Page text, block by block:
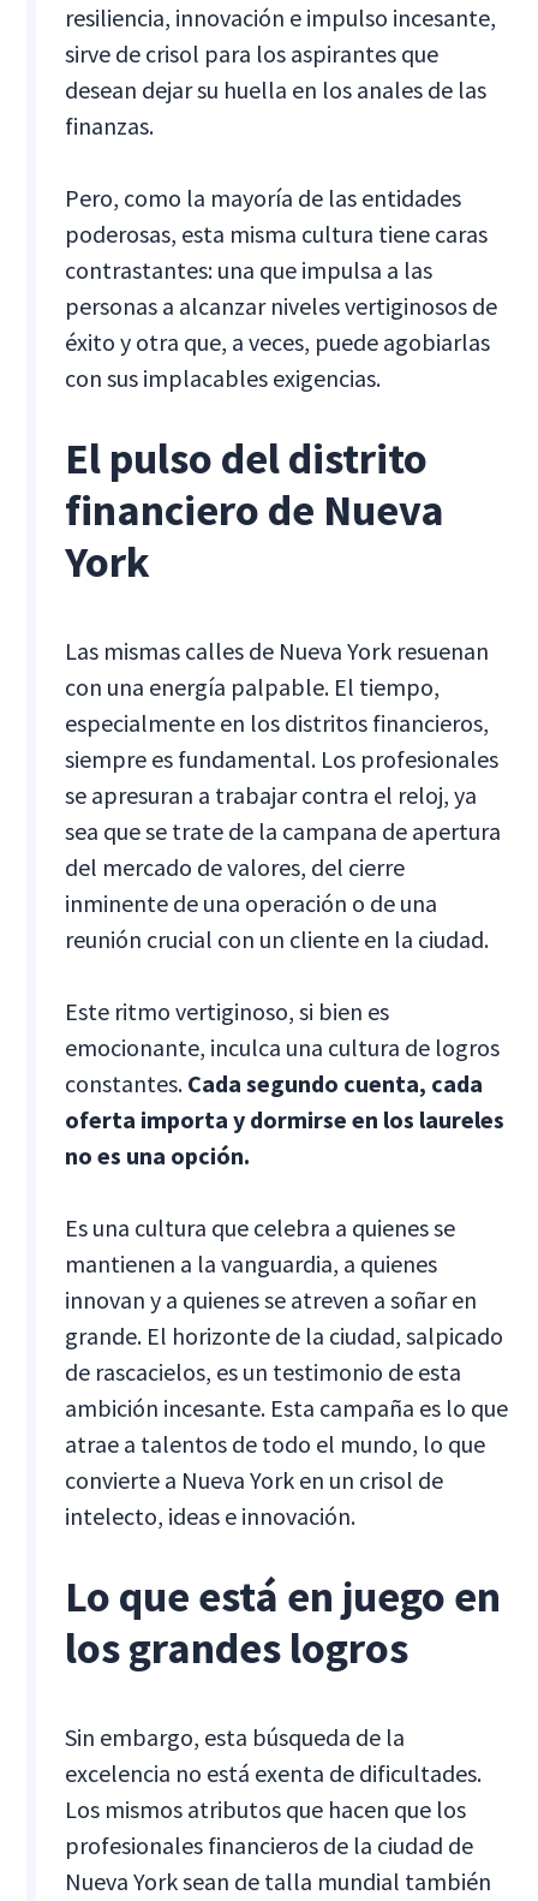
resiliencia, innovación e impulso incesante,
sirve de crisol para los aspirantes que
desean dejar su huella en los anales de las
finanzas.
Pero, como la mayoría de las entidades
poderosas, esta misma cultura tiene caras
contrastantes: una que impulsa a las
personas a alcanzar niveles vertiginosos de
éxito y otra que, a veces, puede agobiarlas
con sus implacables exigencias.
El pulso del distrito
financiero de Nueva
York
Las mismas calles de Nueva York resuenan
con una energía palpable. El tiempo,
especialmente en los distritos financieros,
siempre es fundamental. Los profesionales
se apresuran a trabajar contra el reloj, ya
sea que se trate de la campana de apertura
del mercado de valores, del cierre
inminente de una operación o de una
reunión crucial con un cliente en la ciudad.
Este ritmo vertiginoso, si bien es
emocionante, inculca una cultura de logros
constantes. Cada segundo cuenta, cada
oferta importa y dormirse en los laureles
no es una opción.
Es una cultura que celebra a quienes se
mantienen a la vanguardia, a quienes
innovan y a quienes se atreven a soñar en
grande. El horizonte de la ciudad, salpicado
de rascacielos, es un testimonio de esta
ambición incesante. Esta campaña es lo que
atrae a talentos de todo el mundo, lo que
convierte a Nueva York en un crisol de
intelecto, ideas e innovación.
Lo que está en juego en
los grandes logros
Sin embargo, esta búsqueda de la
excelencia no está exenta de dificultades.
Los mismos atributos que hacen que los
profesionales financieros de la ciudad de
Nueva York sean de talla mundial también